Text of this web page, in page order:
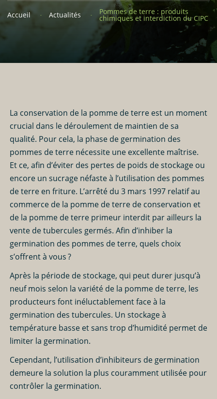
Accueil Actualités Pommes de terre : produits
chimiques et interdiction du CIPC
La conservation de la pomme de terre est un moment
crucial dans le déroulement de maintien de sa
qualité. Pour cela, la phase de germination des
pommes de terre nécessite une excellente maîtrise.
Et ce, afin d’éviter des pertes de poids de stockage ou
encore un sucrage néfaste à l’utilisation des pommes
de terre en friture. L’arrêté du 3 mars 1997 relatif au
commerce de la pomme de terre de conservation et
de la pomme de terre primeur interdit par ailleurs la
vente detubercules germés. Afin d’inhiber la
germination des pommes de terre, quels choix
s’offrent à vous ?
Après la période de stockage, qui peut durer jusqu’à
neuf mois selon la variété de la pomme de terre, les
producteurs font inéluctablement face à la
germination des tubercules. Un stockage à
température basse et sans trop d’humidité permet de
limiter la germination.
Cependant, l’utilisation d’inhibiteurs de germination
demeure la solution la plus couramment utilisée pour
contrôler la germination.